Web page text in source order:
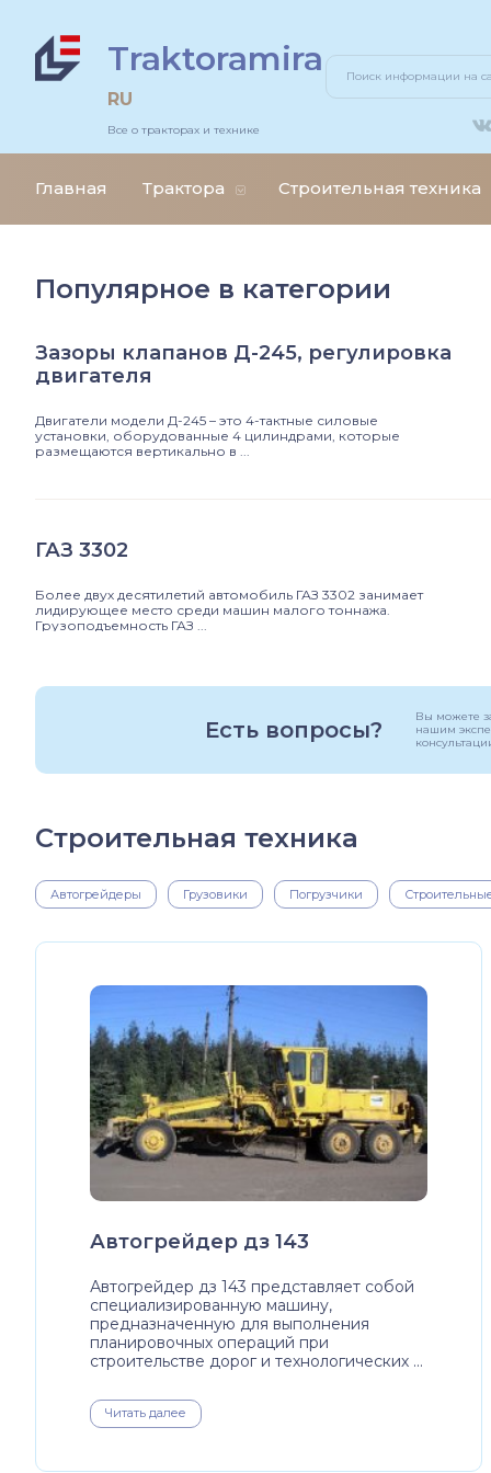
Traktoramira
RU
Все о тракторах и технике
Главная Трактора Строительная техника
Популярное в категории
Зазоры клапанов Д-245, регулировка
двигателя
Двигатели модели Д-245 – это 4-тактные силовые
установки, оборудованные 4 цилиндрами, которые
размещаются вертикально в ...
ГАЗ 3302
Более двух десятилетий автомобиль ГАЗ 3302 занимает
лидирующее место среди машин малого тоннажа.
Грузоподъемность ГАЗ ...
Есть вопросы?
Вы можете
нашим
Строительная техника
Автогрейдеры Грузовики Погрузчики
Автогрейдер дз 143
Автогрейдер дз 143 представляет собой
специализированную машину,
предназначенную для выполнения
планировочных операций при
строительстве дорог и технологических ...
Читать далее
трактора
трактора